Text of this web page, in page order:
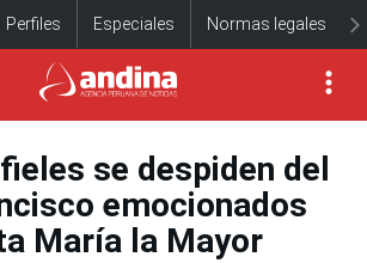
Perfiles Especiales Normas legales
se despiden del
emocionados
María la Mayor